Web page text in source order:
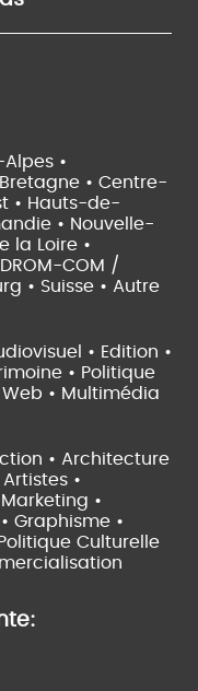
•
Bretagne • Centre-
• Hauts-de-
• Nouvelle-
la Loire •
DROM-COM /
• Suisse • Autre
• Edition •
• Politique
Web • Multimédia
• Architecture
Artistes •
•
Graphisme •
Culturelle